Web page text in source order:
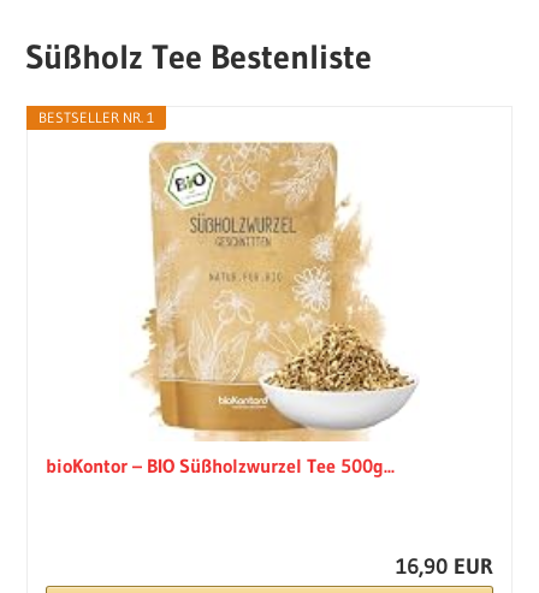
Süßholz Tee Bestenliste
BESTSELLER NR. 1
bioKontor – BIO Süßholzwurzel Tee 500g...
16,90 EUR